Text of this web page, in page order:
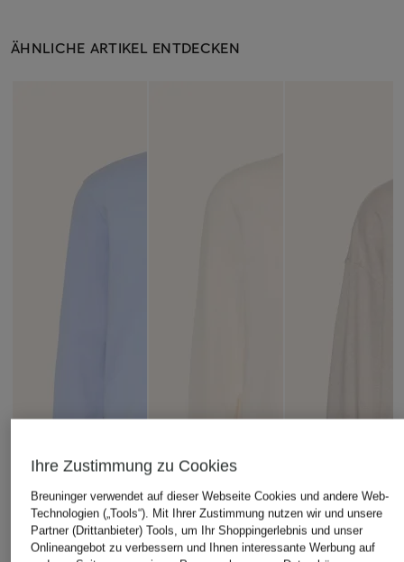
ÄHNLICHE ARTIKEL ENTDECKEN
Ihre Zustimmung zu Cookies
Breuninger verwendet auf dieser Webseite Cookies und andere Web-
Technologien („Tools“). Mit Ihrer Zustimmung nutzen wir und unsere
Partner (Drittanbieter) Tools, um Ihr Shoppingerlebnis und unser
Onlineangebot zu verbessern und Ihnen interessante Werbung auf